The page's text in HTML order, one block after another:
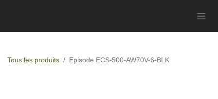
Tous les produits Episode ECS-500-AW70V-6-BLK